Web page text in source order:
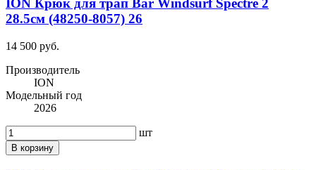
ION Крюк для трап Bar Windsurf Spectre 2
28.5см (48250-8057) 26
14 500 руб.
Производитель
ION
Модельный год
2026
шт
В корзину